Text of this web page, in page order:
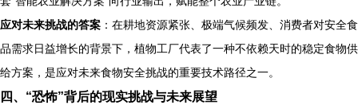
应对未来挑战的答案 ：在耕地资源紧张、极端气候频发、消费者对安全食
品需求日益增长的背景下，植物工厂代表了一种不依赖天时的稳定食物供
给方案，是应对未来食物安全挑战的重要技术路径之一。
四、“恐怖”背后的现实挑战与未来展望